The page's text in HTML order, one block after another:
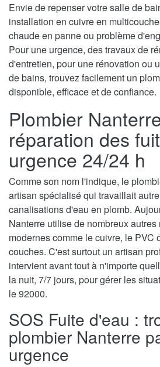
Envie de repenser votre salle de
installation en cuivre en
chaude en panne ou problème
Pour une urgence, des travaux de
d'entretien, pour une rénovation ou
de bains, trouvez facilement un
disponible, efficace et de confiance.
Plombier
réparation des
urgence 24/24 h
Comme son nom l'indique, le
artisan spécialisé qui travaillait
canalisations d'eau en plomb.
Nanterre utilise de nombreux
modernes comme le cuivre, le PVC
couches. C'est surtout un artisan
intervient avant tout à n'importe
la nuit, 7/7 jours, pour gérer les
le 92000.
SOS Fuite d'eau :
plombier Nanterre
urgence